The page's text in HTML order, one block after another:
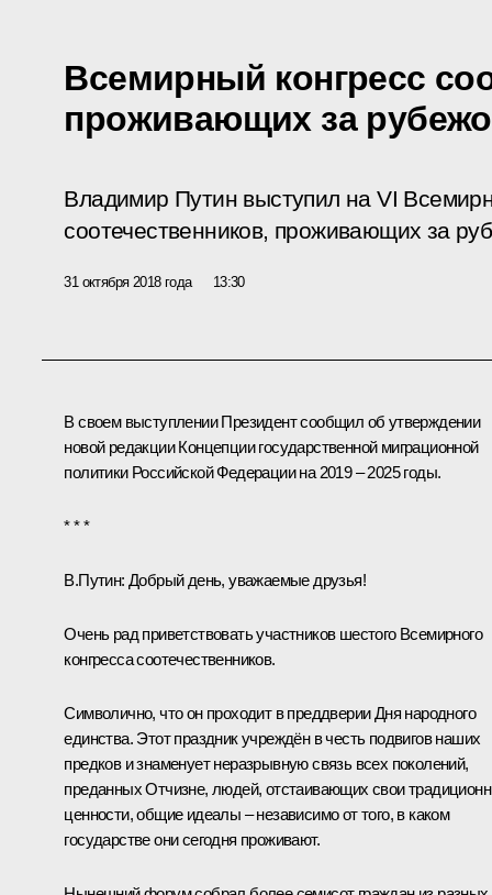
Всемирный конгресс
проживающих за
Владимир Путин выступил на VI
соотечественников, проживающих за
31 октября 2018 года 13:30
В своем выступлении Президент сообщил об утверждении
новой редакции Концепции государственной миграционной
политики Российской Федерации на 2019 – 2025 годы.
* * *
В.Путин: Добрый день, уважаемые друзья!
Очень рад приветствовать участников шестого Всемирного
конгресса соотечественников.
Символично, что он проходит в преддверии Дня народного
единства. Этот праздник учреждён в честь подвигов наших
предков и знаменует неразрывную связь всех поколений,
преданных Отчизне, людей, отстаивающих свои
ценности, общие идеалы – независимо от того, в каком
государстве они сегодня проживают.